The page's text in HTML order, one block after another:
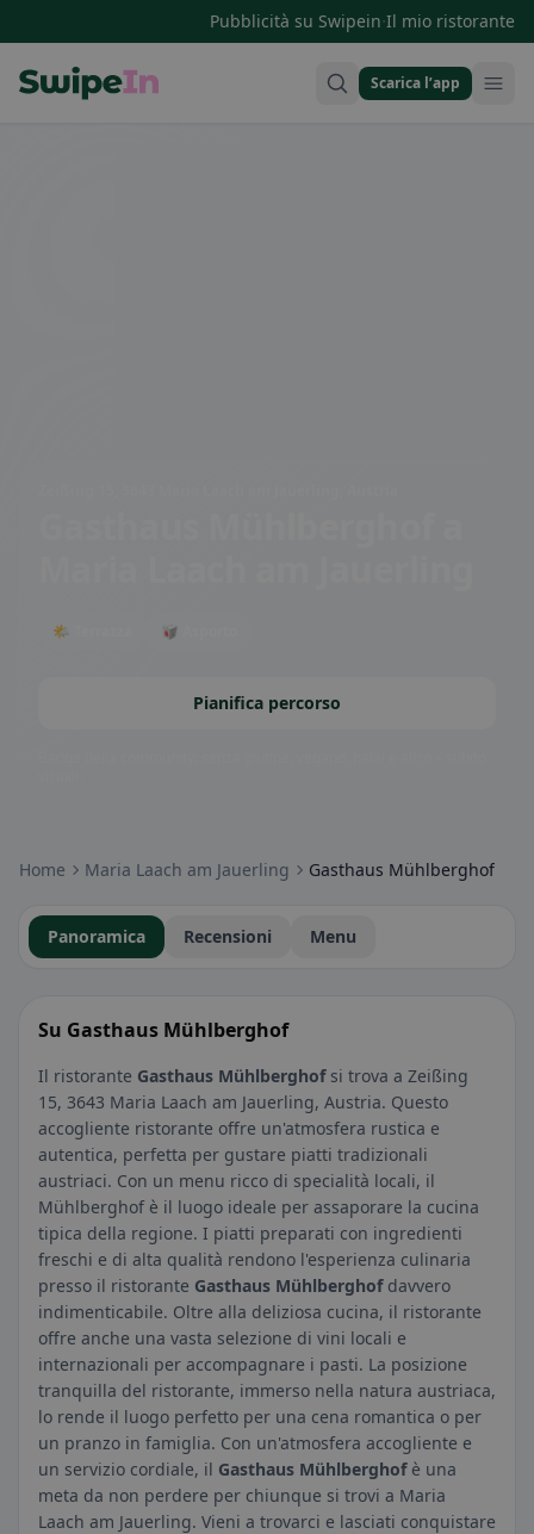
Pubblicità su Swipein·Il mio ristorante
Scarica l’app
🌤 Terrazza 🥡 Asporto
Pianifica percorso
Home Maria Laach am Jauerling Gasthaus Mühlberghof
Panoramica Recensioni Menu
Su Gasthaus Mühlberghof
Il ristorante Gasthaus Mühlberghofsi trova a Zeißing
15, 3643 Maria Laach am Jauerling, Austria. Questo
accogliente ristorante offre un'atmosfera rustica e
autentica, perfetta per gustare piatti tradizionali
austriaci. Con un menu ricco di specialità locali, il
Mühlberghof è il luogo ideale per assaporare la cucina
tipica della regione. I piatti preparati con ingredienti
freschi e di alta qualità rendono l'esperienza culinaria
presso il ristorante Gasthaus Mühlberghofdavvero
indimenticabile. Oltre alla deliziosa cucina, il ristorante
offre anche una vasta selezione di vini locali e
internazionali per accompagnare i pasti. La posizione
tranquilla del ristorante, immerso nella natura austriaca,
lo rende il luogo perfetto per una cena romantica o per
un pranzo in famiglia. Con un'atmosfera accogliente e
un servizio cordiale, il Gasthaus Mühlberghofè una
meta da non perdere per chiunque si trovi a Maria
Laach am Jauerling. Vieni a trovarci e lasciati conquistare